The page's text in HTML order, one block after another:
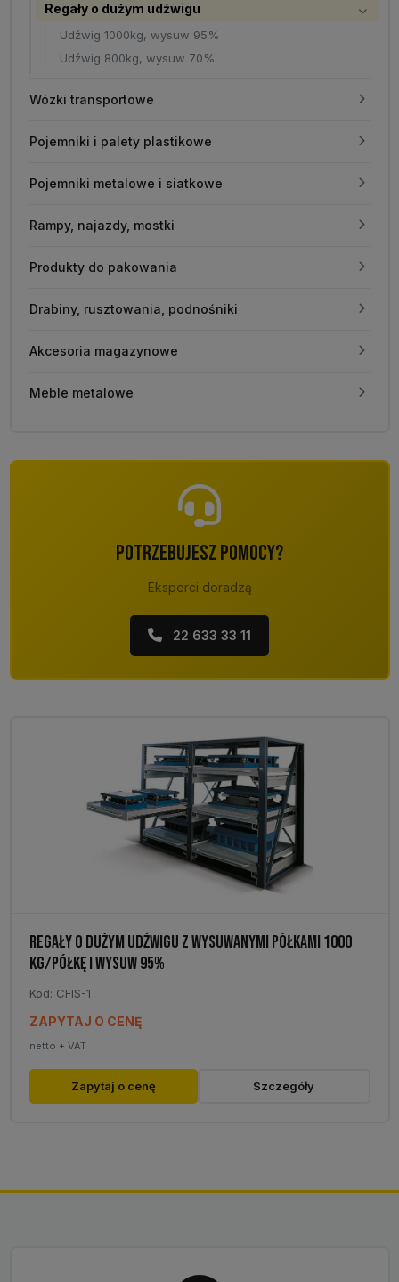
Regały o dużym udźwigu
Udźwig 1000kg, wysuw 95%
Udźwig 800kg, wysuw 70%
Wózki transportowe
Pojemniki i palety plastikowe
Pojemniki metalowe i siatkowe
Rampy, najazdy, mostki
Produkty do pakowania
Drabiny, rusztowania, podnośniki
Akcesoria magazynowe
Meble metalowe
POTRZEBUJESZ POMOCY?
Eksperci doradzą
22 633 33 11
REGAŁY O DUŻYM UDŹWIGU Z WYSUWANYMI PÓŁKAMI 1000
KG/PÓŁKĘ I WYSUW 95%
Kod: CFIS-1
ZAPYTAJ O CENĘ
netto + VAT
Zapytaj o cenę
Ten
produkt
można
Szczegóły